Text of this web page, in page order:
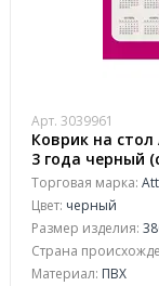
Арт. 3039961
Коврик на
3 года черный
Торговая марка:
Цвет: черный
Размер изделия:
Страна
Материал: ПВХ